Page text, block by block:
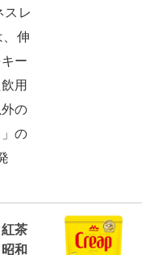
レ
、伸
ー
用
の
の
茶
和